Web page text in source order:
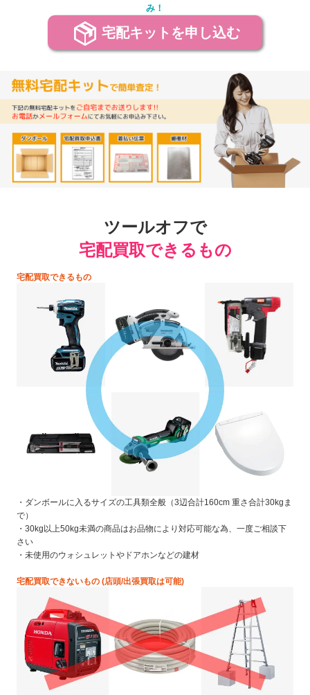
み！
宅配キットを申し込む
ツールオフで
宅配買取できるもの
宅配買取できるもの
・ダンボールに入るサイズの工具類全般（3辺合計160cm 重さ合計30kgま
で）
・30kg以上50kg未満の商品はお品物により対応可能な為、一度ご相談下
さい
・未使用のウォシュレットやドアホンなどの建材
宅配買取できないもの (店頭/出張買取は可能)